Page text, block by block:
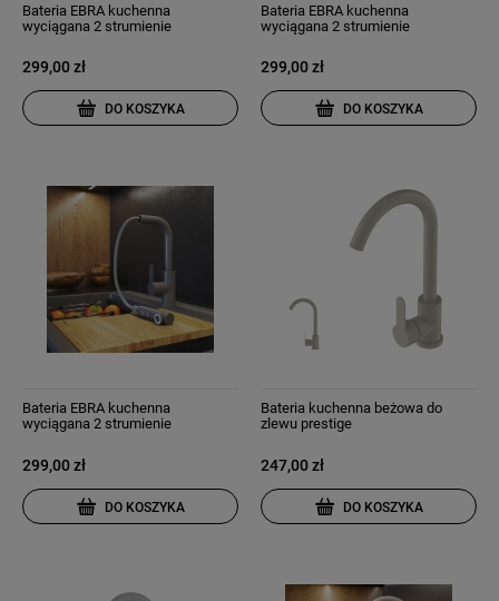
Bateria EBRA kuchenna
wyciągana 2 strumienie
299,00 zł
DO KOSZYKA
Bateria EBRA kuchenna
wyciągana 2 strumienie
nakrapiana
299,00 zł
DO KOSZYKA
Bateria EBRA kuchenna
wyciągana 2 strumienie
299,00 zł
DO KOSZYKA
Bateria kuchenna beżowa do
zlewu prestige
247,00 zł
DO KOSZYKA